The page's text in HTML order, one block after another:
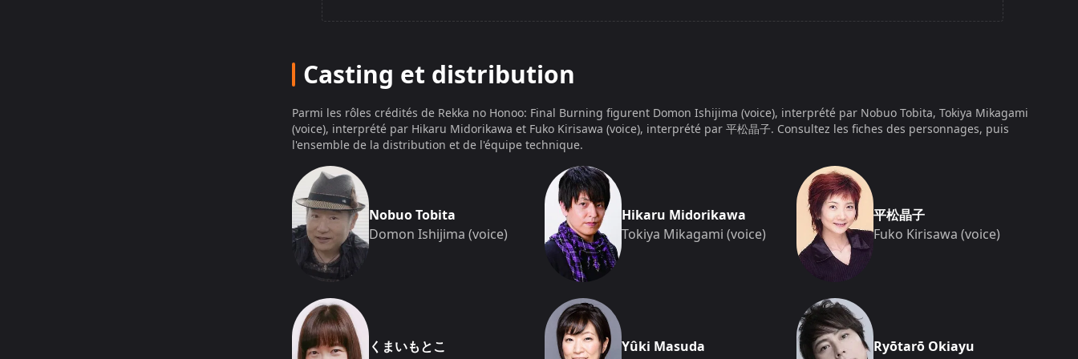
Dans cet univers, Recca appartient à une lignée de ninjas capable de manipuler le feu, et son pouvoir se manifeste à
un madōgu spécifique, des artefacts magiques conférant des capacités de combat singulières, qui structurent
l’esthétique et la dramaturgie des affrontements (Source : Wikipedia, 2005 ; Source : Anime News Network, 2004). L’OAV,
en se focalisant sur la confrontation avec “Tendō Jigoku”, met en avant la dimension apocalyptique de cet artefact,
présenté comme une menace globale que les héros doivent neutraliser, ce qui lui confère une portée de conclusion à
l’échelle de la saga (Source : Anime News Network, 2004). La résolution de cet arc, adaptée de manière condensée, est
conçue pour expliquer le sens même du titreFlame of Recca
(Source : AniList, 2004 ; Source : YouTube, 2020).
Origine manga et adaptation multimédia
烈火の炎 FINAL BURNING prend directement appui sur le manga Rekka no Honoo
de Nobuyuki Anzai, sérialisé sur 33
volumes reliés, dont le dernier constitue la base principale de l’OAV (Source : Wikipedia, 2005 ; Source : AniList, 2004). La
série manga, associant codes du shōnen de combat et motifs de fantasy, a été publiée par Shogakukan, un des principaux
éditeurs japonais, et s’est inscrite dans la lignée des récits de tournois et de pouvoirs spéciaux dominants à l’époque
(Source : Wikipedia, 2005). L’adaptation télévisée produite à la fin des années 1990 couvrait une grande partie de l’intrigue,
mais s’arrêtait avant les ultimes développements centrés sur “Tendō Jigoku”, laissant une portion significative du
dénouement uniquement disponible en version papier (Source : Wikipedia, 2005). L’OAV de 2004 vient précisément
Casting et distribution
Parmi les rôles crédités de Rekka no Honoo: Final Burning figurent Domon Ishijima (voice), interprété par Nobuo Tobita, Tokiya Mikagami
(voice), interprété par Hikaru Midorikawa et Fuko Kirisawa (voice), interprété par 平松晶子. Consultez les fiches des personnages, puis
l'ensemble de la distribution et de l'équipe technique.
Nobuo Tobita
Domon Ishijima (voice)
Hikaru Midorikawa
Tokiya Mikagami (voice)
平松晶子
Fuko Kirisawa (voice)
くまいもとこ
Yûki Masuda
Ryōtarō Okiayu